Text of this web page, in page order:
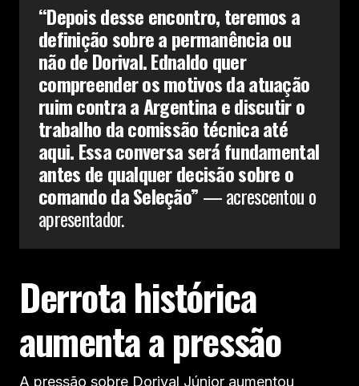
“Depois desse encontro, teremos a
definição sobre a permanência ou
não de Dorival. Ednaldo quer
compreender os motivos da atuação
ruim contra a Argentina e discutir o
trabalho da comissão técnica até
aqui. Essa conversa será fundamental
antes de qualquer decisão sobre o
comando da Seleção”— acrescentou o
apresentador.
Derrota histórica
aumenta a pressão
A pressão sobre Dorival Júnior aumentou